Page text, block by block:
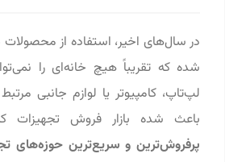
در سال‌های اخیر، استفاده از محصولات
شده که تقریباً هیچ خانه‌ای را
لپ‌تاپ، کامپیوتر یا لوازم جانبی
باعث شده بازار فروش تجهیزات
پرفروش‌ترین و سریع‌ترین حوزه‌های